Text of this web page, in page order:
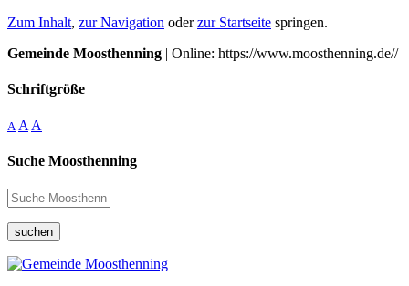
Zum Inhalt, zur Navigation oderzur Startseite springen.
Gemeinde Moosthenning | Online: https://www.moosthenning.de//
Schriftgröße
A A A
Suche Moosthenning
suchen